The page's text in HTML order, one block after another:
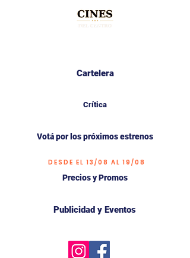
Cartelera
Crítica
Votá por los próximos estrenos
DESDE EL 13/08 AL 19/08
Precios y Promos
Publicidad y Eventos